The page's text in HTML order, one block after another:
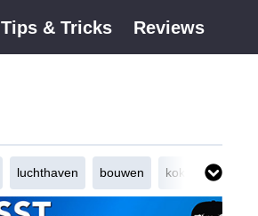
Tips & Tricks Reviews
luchthaven bouwen koken